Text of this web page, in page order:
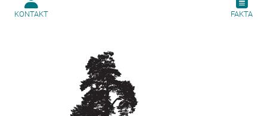
KONTAKT FAKTA